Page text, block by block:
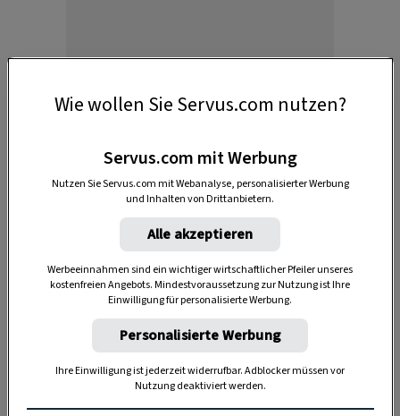
Das braucht's
altes Besteck (Messer, Gabeln, Löffel)
Tischleuchte mit Lampenschirm
Wie wollen Sie Servus.com nutzen?
Servus.com mit Werbung
Nutzen Sie Servus.com mit Webanalyse, personalisierter Werbung
und Inhalten von Drittanbietern.
Alle akzeptieren
Werbeeinnahmen sind ein wichtiger wirtschaftlicher Pfeiler unseres
kostenfreien Angebots. Mindestvoraussetzung zur Nutzung ist Ihre
Einwilligung für personalisierte Werbung.
Personalisierte Werbung
Ihre Einwilligung ist jederzeit widerrufbar. Adblocker müssen vor
Nutzung deaktiviert werden.